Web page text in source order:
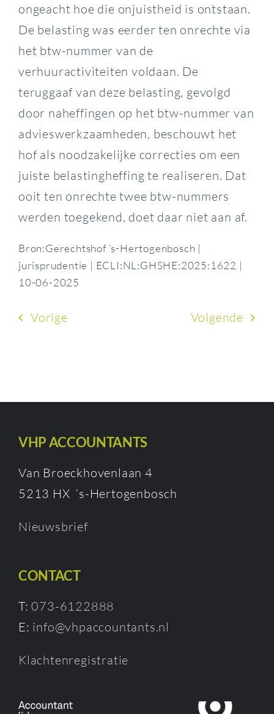
ongeacht hoe die onjuistheid is ontstaan.
De belasting was eerder ten onrechte via
het btw-nummer van de
verhuuractiviteiten voldaan. De
teruggaaf van deze belasting, gevolgd
door naheffingen op het btw-nummer van
advieswerkzaamheden, beschouwt het
hof als noodzakelijke correcties om een
juiste belastingheffing te realiseren. Dat
ooit ten onrechte twee btw-nummers
werden toegekend, doet daar niet aan af.
Bron:Gerechtshof ‘s-Hertogenbosch |
jurisprudentie | ECLI:NL:GHSHE:2025:1622 |
10-06-2025
Vorige Volgende
VHP ACCOUNTANTS
Van Broeckhovenlaan 4
5213 HX ‘s-Hertogenbosch
Nieuwsbrief
CONTACT
T:073-6122888
E: info@vhpaccountants.nl
Klachtenregistratie